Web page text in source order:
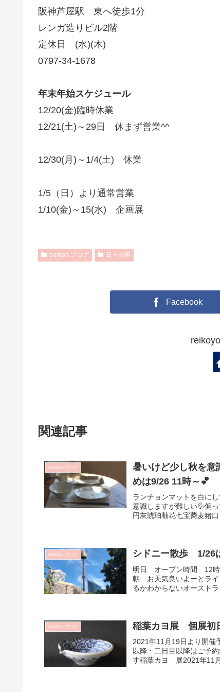
阪神芦屋駅 東へ徒歩1分
レンガ造りビル2階
定休日 (水)(木)
0797-34-1678
年末年始スケジュール
12/20(金)臨時休業
12/21(土)～29日 休まず営業^^
12/30(月)～1/4(土) 休業
1/5（日）より通常営業
1/10(金)～15(水) 企画展
bonton.ブログ 日々の事
Facebook
関連記事
bonton.ブログ
暑いけど少し秋を
めは9/26 11時～💕
ランチョンマットを白に
意識しますが難しい💦
円灰琥珀釉花七宝蕎麦猪
bonton.ブログ シドニー散歩 1/26
明日 オープン時間 12時
朝 お天気良いよーとライ
るかわからないオースト
bonton.ブログ 稲葉カヨ展 個展初
2021年11月19日より開
以降・二日目以降はご予
す稲葉カヨ 展2021年11